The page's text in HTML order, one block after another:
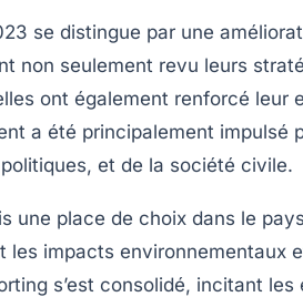
se distingue par une
non seulement revu leurs
ont également renforcé leur
a été principalement impulsé
et de la société civile.
une place de choix dans le
impacts environnementaux
s’est consolidé, incitant les